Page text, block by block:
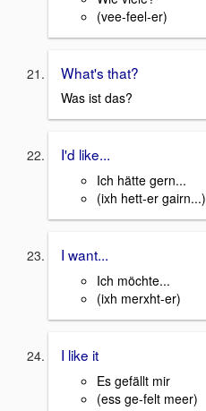
(vee-feel-er)
What's that?
Was ist das?
I'd like...
Ich hätte gern...
(ixh hett-er gairn...)
I want...
Ich möchte...
(ixh merxht-er)
I like it
Es gefällt mir
(ess ge-felt meer)